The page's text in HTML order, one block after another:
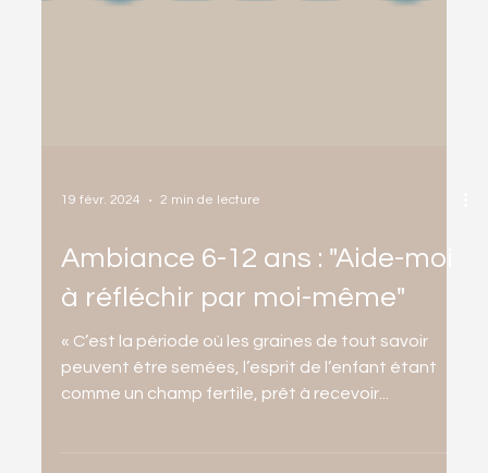
Ambiance 6-12 ans : "Aide-moi
à réfléchir par moi-même"
« C’est la période où les graines de tout savoir
peuvent être semées, l’esprit de l’enfant étant